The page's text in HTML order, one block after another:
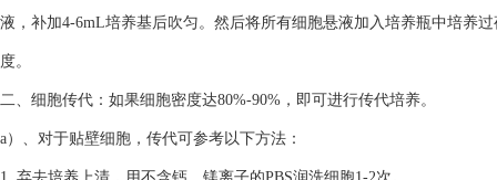
液，补加4-6mL培养基后吹匀。然后将所有细胞悬液加入培养瓶中培养
度。
二、细胞传代：如果细胞密度达80%-90%，即可进行传代培养。
a）、对于贴壁细胞，传代可参考以下方法：